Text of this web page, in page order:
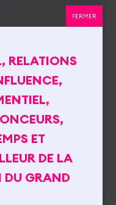
RELATIONS
ET
DE LA
GRAND
FERMER